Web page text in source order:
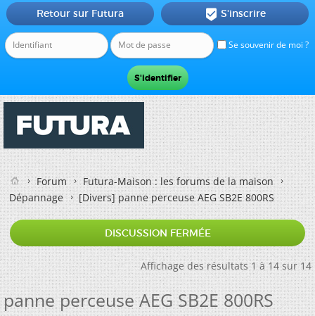
Se souvenir de moi ?
Retour sur Futura  S'inscrire
Forum
Futura-Maison : les forums de la maison
Dépannage
[Divers]panne perceuse AEG SB2E 800RS
DISCUSSION FERMÉE
Affichage des résultats 1 à 14 sur 14
panne perceuse AEG SB2E 800RS